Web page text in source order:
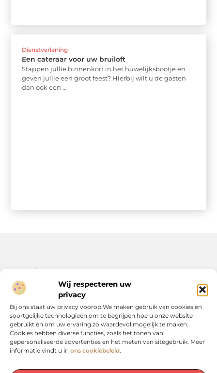
Wij respecteren uw
privacy
Bij ons staat uw privacy voorop.We maken gebruik van cookies en
soortgelijke technologieën om te begrijpen hoe u onze website
gebruikt én om uw ervaring zo waardevol mogelijk te maken.
Cookies hebben diverse functies, zoals het tonen van
gepersonaliseerde advertenties en het meten van sitegebruik. Meer
informatie vindt u in ons cookiebeleid.
Dienstverlening
Een cateraar voor uw bruiloft
Stappen jullie binnenkort in het huwelijksbootje en
geven jullie een groot feest? Hierbij wilt u de gasten
dan ook een ...
Onze informatie
Bericht categorie